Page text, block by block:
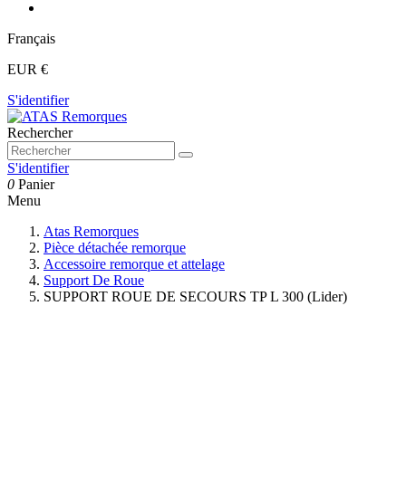
Français
EUR €
S'identifier
Rechercher
S'identifier
0 Panier
Menu
Atas Remorques
Pièce détachée remorque
Accessoire remorque et attelage
Support De Roue
SUPPORT ROUE DE SECOURS TP L 300 (Lider)